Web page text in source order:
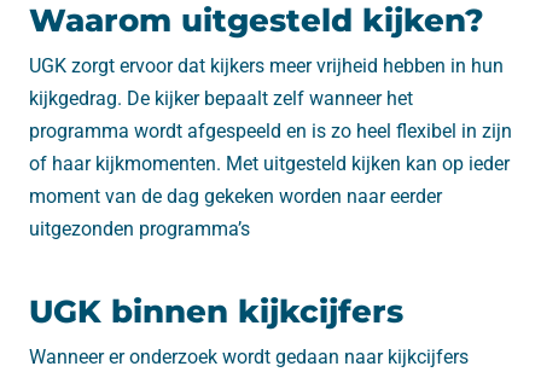
Waarom uitgesteld kijken?
UGK zorgt ervoor dat kijkers meer vrijheid hebben in hun
kijkgedrag. De kijker bepaalt zelf wanneer het
programma wordt afgespeeld en is zo heel flexibel in zijn
of haar kijkmomenten. Met uitgesteld kijken kan op ieder
moment van de dag gekeken worden naar eerder
uitgezonden programma’s
UGK binnen kijkcijfers
Wanneer er onderzoek wordt gedaan naar kijkcijfers